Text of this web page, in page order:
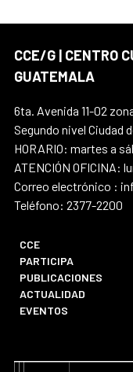
CCE/G | CENTRO
GUATEMALA
6ta. Avenida 11-02
Segundo nivel Ciudad
HORARIO: martes a
ATENCIÓN OFICINA:
Correo electrónico :
Teléfono: 2377-2200
CCE
PARTICIPA
PUBLICACIONES
ACTUALIDAD
EVENTOS